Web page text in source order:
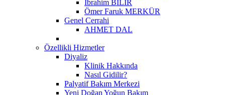
İbrahim BİLİR
Ömer Faruk MERKÜR
Genel Cerrahi
AHMET DAL
Özellikli Hizmetler
Diyaliz
Klinik Hakkında
Nasıl Gidilir?
Palyatif Bakım Merkezi
Yeni Doğan Yoğun Bakım